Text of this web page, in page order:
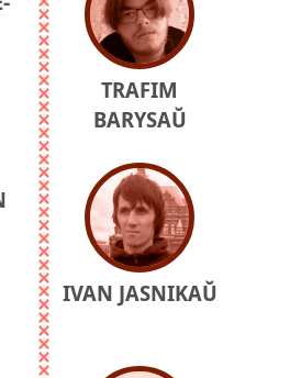
TRAFIM
BARYSAŬ
IVAN JASNIKAŬ